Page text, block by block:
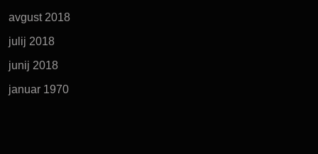
avgust 2018
julij 2018
junij 2018
januar 1970